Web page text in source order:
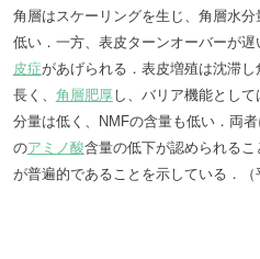
角層はスケーリングを生じ、角層水
低い．一方、表皮ターンオーバーが遅
皮症があげられる．表皮増殖は沈滞
長く、 角層肥厚し、バリア機能とし
分量は低く、NMFの含量も低い．両
のアミノ酸含量の低下が認められる
が普遍的であることを示している．（